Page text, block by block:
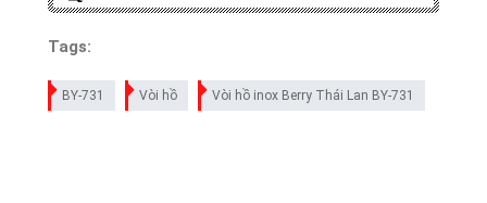
Tags:
BY-731 Vòi hồ Vòi hồ inox Berry Thái Lan BY-731